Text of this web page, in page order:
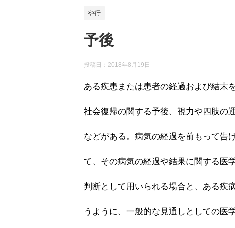
や行
予後
投稿日： 2018年8月19日
ある疾患または患者の経過および結末
社会復帰の関する予後、視力や四肢の
などがある。病気の経過を前もって告
て、その病気の経過や結果に関する医
判断として用いられる場合と、ある疾
うように、一般的な見通しとしての医